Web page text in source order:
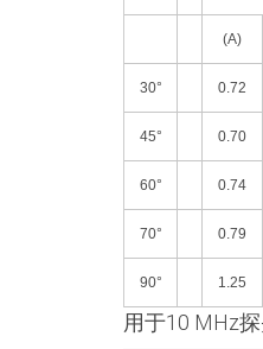
(A)
30° 0.72
45° 0.70
60° 0.74
70° 0.79
90° 1.25
用于10 MHz